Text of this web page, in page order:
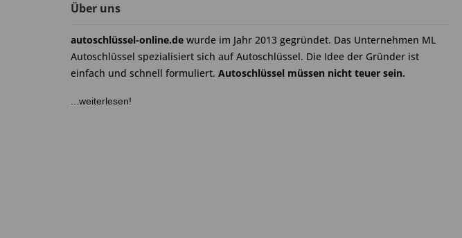
Über uns
autoschlüssel-online.de wurde im Jahr 2013 gegründet. Das Unternehmen ML
Autoschlüssel spezialisiert sich auf Autoschlüssel. Die Idee der Gründer ist
einfach und schnell formuliert. Autoschlüssel müssen nicht teuer sein.
...weiterlesen!